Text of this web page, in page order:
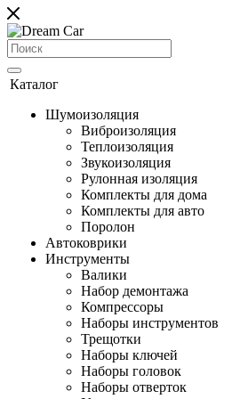
Каталог
Шумоизоляция
Виброизоляция
Теплоизоляция
Звукоизоляция
Рулонная изоляция
Комплекты для дома
Комплекты для авто
Поролон
Автоковрики
Инструменты
Валики
Набор демонтажа
Компрессоры
Наборы инструментов
Трещотки
Наборы ключей
Наборы головок
Наборы отверток